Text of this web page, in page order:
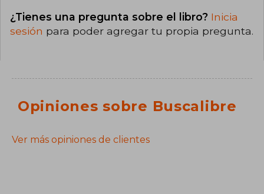
¿Tienes una pregunta sobre el libro? Inicia
sesión para poder agregar tu propia pregunta.
Opiniones sobre Buscalibre
Ver más opiniones de clientes